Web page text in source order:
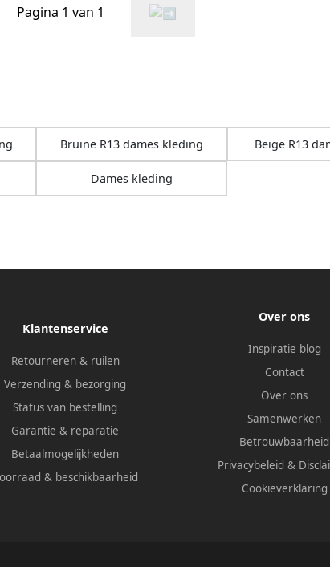
Pagina 1 van 1
Bruine R13 dames kleding Beige R13
Dames kleding
Klantenservice
Retourneren & ruilen
Verzending & bezorging
Status van bestelling
Garantie & reparatie
Betaalmogelijkheden
& beschikbaarheid
Over ons
Inspiratie blog
Contact
Over ons
Samenwerken
Betrouwbaarheid
Privacybeleid &
Cookieverklaring